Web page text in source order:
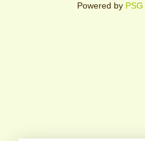
Powered by PSG